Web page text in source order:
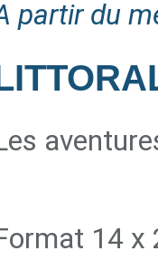
partir du
14 x